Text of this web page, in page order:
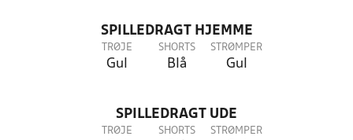
SPILLEDRAGT HJEMME
TRØJE
Gul
SHORTS
Blå
STRØMPER
Gul
SPILLEDRAGT UDE
TRØJE SHORTS STRØMPER